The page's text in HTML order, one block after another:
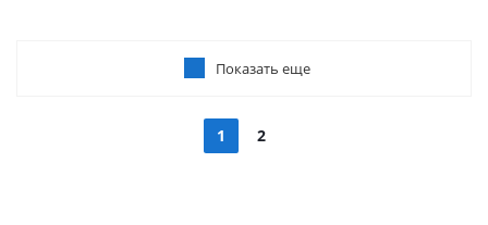
Показать еще
1 2